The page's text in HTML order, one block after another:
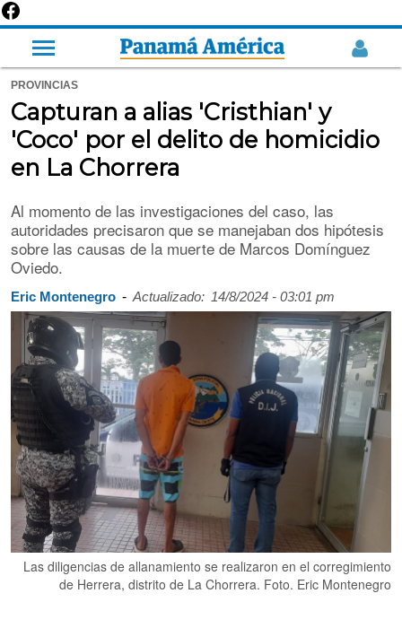
PROVINCIAS
Capturan a alias 'Cristhian' y
'Coco' por el delito de homicidio
en La Chorrera
Al momento de las investigaciones del caso, las
autoridades precisaron que se manejaban dos hipótesis
sobre las causas de la muerte de Marcos Domínguez
Oviedo.
Eric Montenegro - Actualizado: 14/8/2024 - 03:01 pm
Las diligencias de allanamiento se realizaron en el corregimiento
de Herrera, distrito de La Chorrera. Foto. Eric Montenegro